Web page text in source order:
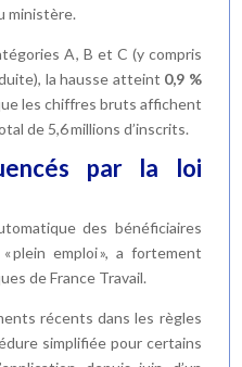
ministère.
A, B et C (y compris
la hausse atteint 0,9 %
les chiffres bruts affichent
de 5,6 millions d’inscrits.
par la loi
des bénéficiaires
plein emploi », a fortement
de France Travail.
récents dans les règles
simplifiée pour certains